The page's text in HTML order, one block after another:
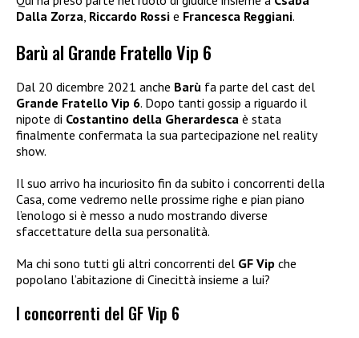
Dalla Zorza Riccardo Rossi e Francesca Reggiani.
Barù al Grande Fratello Vip 6
Dal 20 dicembre 2021 anche Barù fa parte del cast del
Grande Fratello Vip 6. Dopo tanti gossip a riguardo il
nipote di Costantino della Gherardesca è stata
finalmente confermata la sua partecipazione nel reality
show.
Il suo arrivo ha incuriosito fin da subito i concorrenti della
Casa, come vedremo nelle prossime righe e pian piano
l’enologo si è messo a nudo mostrando diverse
sfaccettature della sua personalità.
Ma chi sono tutti gli altri concorrenti del GF Vip che
popolano l’abitazione di Cinecittà insieme a lui?
I concorrenti del GF Vip 6